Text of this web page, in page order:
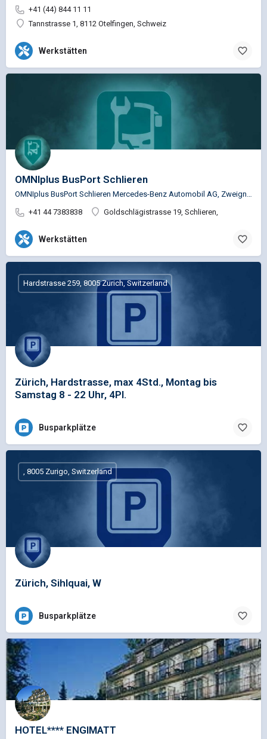
+41 (44) 844 11 11
Tannstrasse 1, 8112 Otelfingen, Schweiz
Werkstätten
OMNIplus BusPort Schlieren
+41 44 7383838
Goldschlägistrasse 19, Schlieren,
Werkstätten
Zürich, Hardstrasse, max 4Std., Montag bis
Samstag 8 - 22 Uhr, 4Pl.
Hardstrasse 259, 8005 Zürich, Switzerland
Busparkplätze
Zürich, Sihlquai, W
, 8005 Zurigo, Switzerland
Busparkplätze
HOTEL**** ENGIMATT